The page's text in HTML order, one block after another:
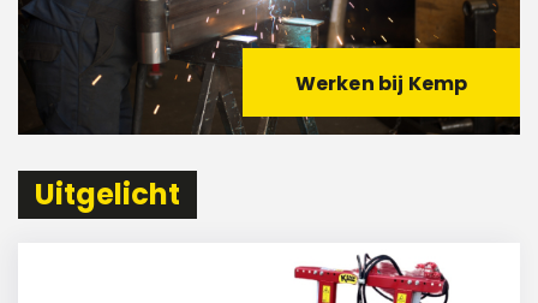
Werken bij Kemp
Uitgelicht